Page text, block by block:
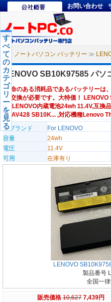
お問い合わせ
ノートパソコン バッテリー ≫
す
べ
て
の
カ
テ
ゴ
リ
ー
を
見
る
LENOVO SB10K97585 パソ
寿命のある消耗品であるバッテリーは
ー交換が必要です。大特価！
ー,LENOVO内蔵電池24wh 11.4V,互換
01AV428 SB10K... ,対応機種Lenovo
のブランド
For LENOVO
容量
24wh
電圧
11.4V
可用
在庫有り
LENOVO
製品番号
全国一律
販売価格 10,627 7,439円